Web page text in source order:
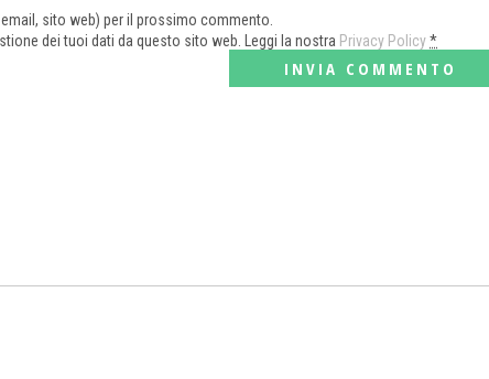
sito web) per il prossimo commento.
dei tuoi dati da questo sito web. Leggi la nostra Privacy Policy*